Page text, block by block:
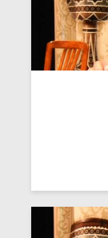
موریس ژار